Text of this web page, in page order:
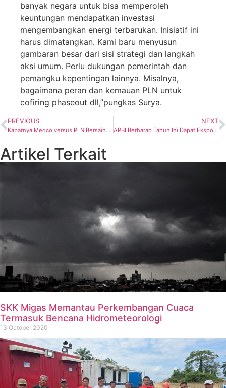
banyak negara untuk bisa memperoleh
keuntungan mendapatkan investasi
mengembangkan energi terbarukan. Inisiatif ini
harus dimatangkan. Kami baru menyusun
gambaran besar dari sisi strategi dan langkah
aksi umum. Perlu dukungan pemerintah dan
pemangku kepentingan lainnya. Misalnya,
bagaimana peran dan kemauan PLN untuk
cofiring phaseout dll,”pungkas Surya.
PREVIOUS
Kabarnya Medco versus PLN Bersaing Ketat Bidik MCTN
NEXT
APBI Berharap Tahun Ini Dapat Ekspor 160 juta ton Batubara ke Tiongkok
Artikel Terkait
SKK Migas Memantau Perkembangan Cuaca
Termasuk Bencana Hidrometeorologi
13 October 2020